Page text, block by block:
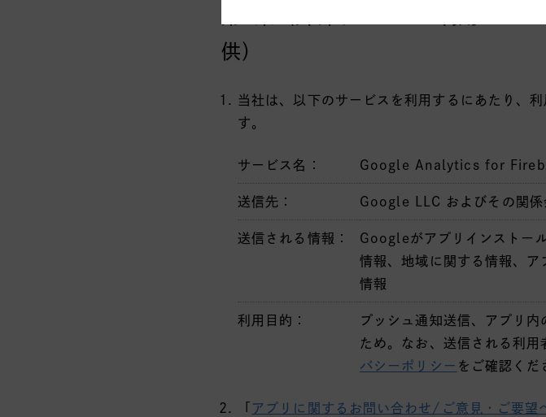
供）
当社は、以下のサービスを利用するにあたり、
す。
サービス名： Google Analytics for
送信先： Google LLC およびその関係
送信される情報：
Googleがアプリインストー
情報、地域に関する情報、
情報
利用目的：
プッシュ通知送信、アプリ
ため。なお、送信される利
バシーポリシー をご確認くだ
「アプリに関するお問い合わせ/ご意見・ご要望